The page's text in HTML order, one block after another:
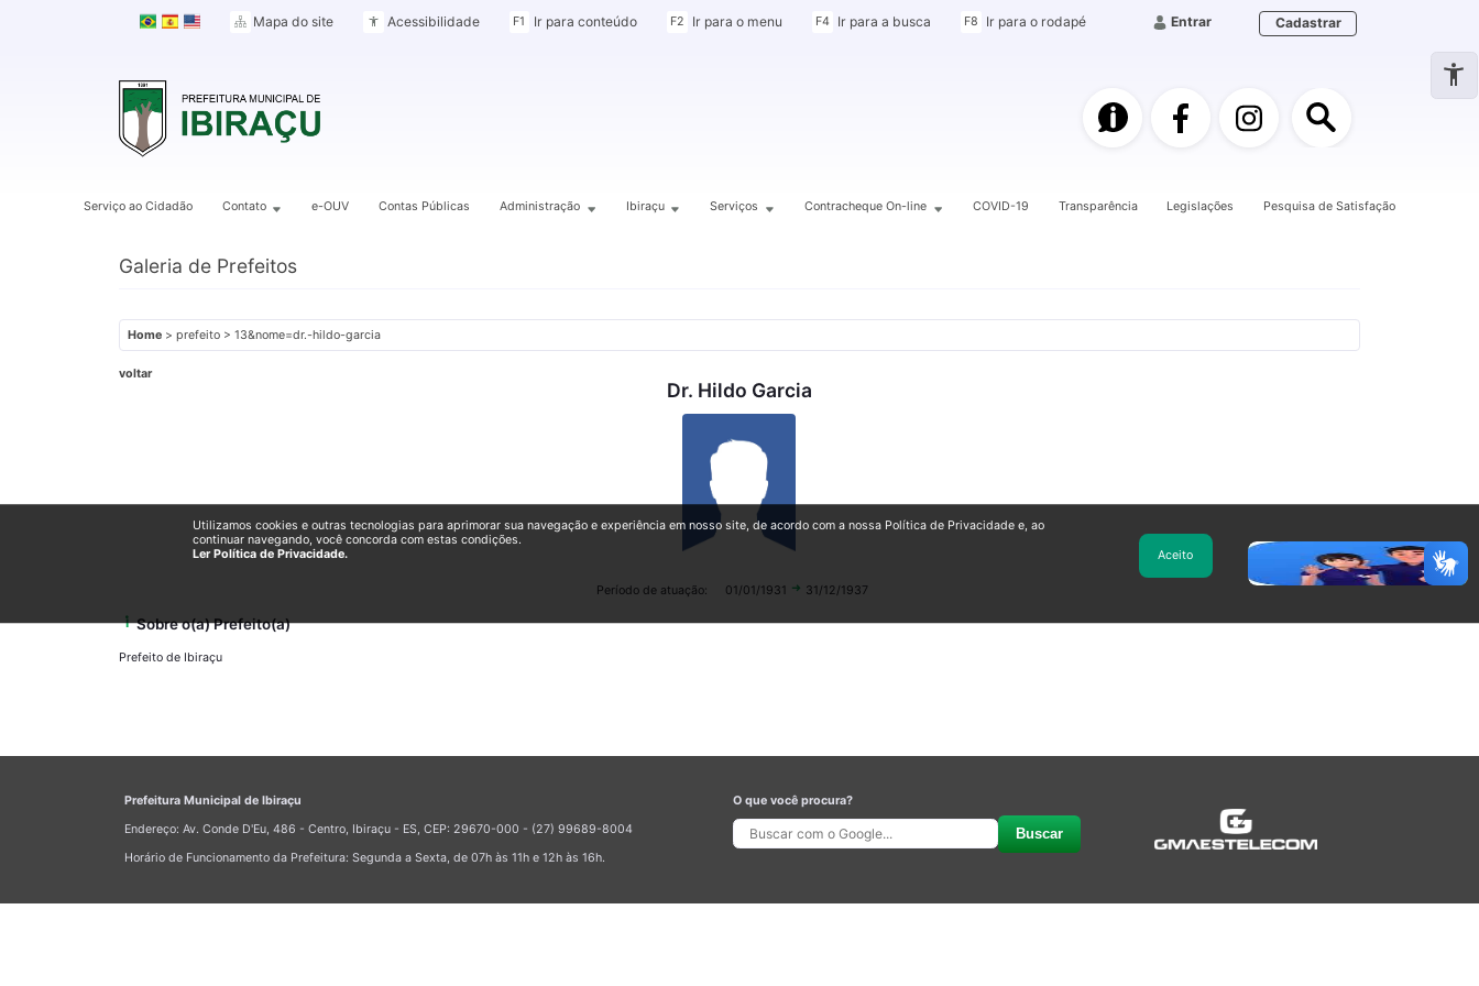
Utilizamos cookies e outras tecnologias para aprimorar sua navegação e experiência em nosso site, de acordo com a nossa Política de Privacidade e, ao
continuar navegando, você concorda com estas condições.
Ler Política de Privacidade.
Aceito
Mapa do site Acessibilidade Ir para conteúdo
F1 Ir para o menu
F2 Ir para a busca
F4 Ir para o rodapé
F8 Entrar Cadastrar
Serviço ao Cidadão Contato e-OUV Contas Públicas Administração Ibiraçu Serviços Contracheque On-line COVID-19 Transparência Legislações Pesquisa de Satisfação
Galeria de Prefeitos
Home> prefeito > 13&nome=dr.-hildo-garcia
voltar
Dr. Hildo Garcia
Período de atuação: 01/01/1931 arrow_right_alt 31/12/1937
info_iSobre o(a) Prefeito(a)
Prefeito de Ibiraçu
Prefeitura Municipal de Ibiraçu
Endereço: Av. Conde D'Eu, 486 - Centro, Ibiraçu - ES, CEP: 29670-000 - (27) 99689-8004
Horário de Funcionamento da Prefeitura: Segunda a Sexta, de 07h às 11h e 12h às 16h.
O que você procura?
Buscar